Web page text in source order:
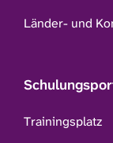
Länder- und
Trainingsplatz